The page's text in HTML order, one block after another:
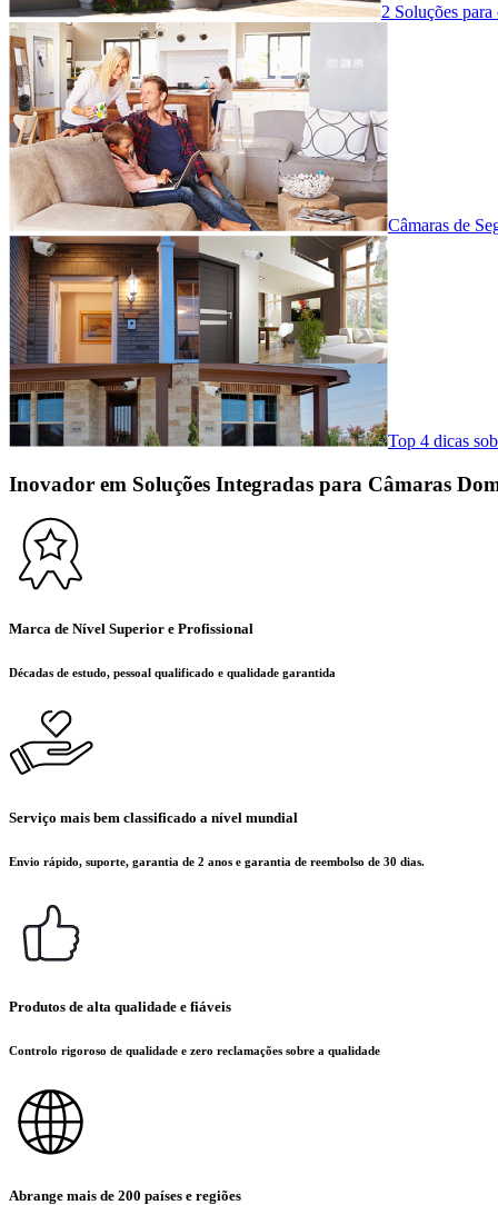
2 Soluções para
Câmaras de
Top 4 dicas
Inovador em Soluções Integradas para Câmaras
Marca de Nível Superior e Profissional
Décadas de estudo, pessoal qualificado e qualidade garantida
Serviço mais bem classificado a nível mundial
Envio rápido, suporte, garantia de 2 anos e garantia de reembolso de 30 dias.
Produtos de alta qualidade e fiáveis
Controlo rigoroso de qualidade e zero reclamações sobre a qualidade
Abrange mais de 200 países e regiões